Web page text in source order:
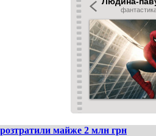
майже 2 млн грн